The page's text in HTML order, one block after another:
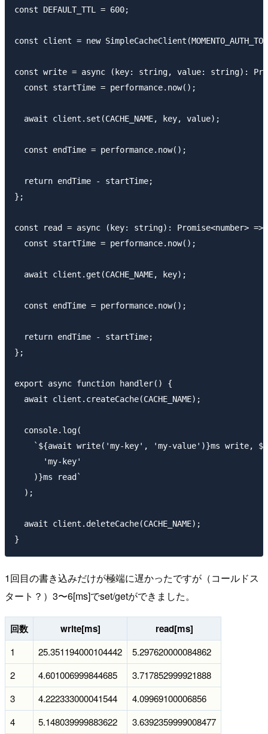
const DEFAULT_TTL = 600;
const client = new
const write = async (key: string, value: string):
  const startTime = performance.now();
  await client.set(CACHE_NAME, key, value);
  const endTime = performance.now();
  return endTime - startTime;
};
const read = async (key: string): Promise<number> =>
  const startTime = performance.now();
  await client.get(CACHE_NAME, key);
  const endTime = performance.now();
  return endTime - startTime;
};
export async function handler() {
  await client.createCache(CACHE_NAME);
  console.log(
`${await write('my-key', 'my-value')}ms write,
      'my-key'
    )}ms read`
  );
  await client.deleteCache(CACHE_NAME);
1回目の書き込みだけが極端に遅かったですが（コールドス
タート？）3〜6[ms]でset/getができました。
回数 write[ms] read[ms]
1 25.351194000104442
5.297620000084862
2
4.601006999844685
3.717852999921888
3
4.222333000041544
4.09969100006856
4
5.148039999883622 3.6392359999008477